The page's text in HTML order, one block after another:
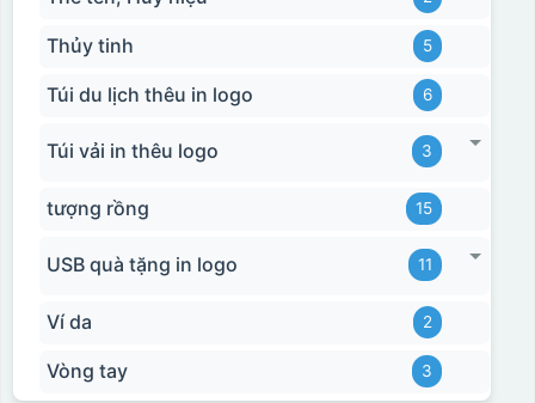
Thủy tinh 5
Túi du lịch thêu in logo 6
Túi vải in thêu logo 3
tượng rồng 15
USB quà tặng in logo 11
Ví da 2
Vòng tay 3